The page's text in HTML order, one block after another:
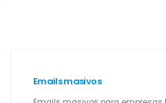
Emails masivos